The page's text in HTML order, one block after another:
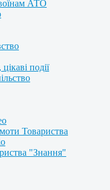
АТО
події
Товариства
"Знання"